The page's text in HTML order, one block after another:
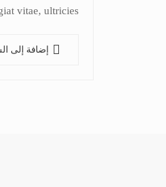
vitae, ultricies
amet…
إضافة إلى